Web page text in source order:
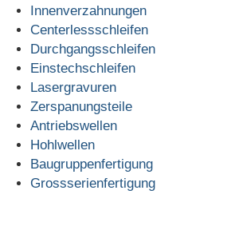
Innenverzahnungen
Centerlessschleifen
Durchgangsschleifen
Einstechschleifen
Lasergravuren
Zerspanungsteile
Antriebswellen
Hohlwellen
Baugruppenfertigung
Grossserienfertigung